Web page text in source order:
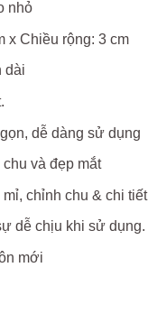
nhỏ
x Chiều rộng: 3 cm
dài
dễ dàng sử dụng
và đẹp mắt
chỉnh chu & chi tiết
dễ chịu khi sử dụng.
mới